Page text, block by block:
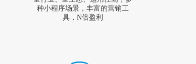
种小程序场景，丰富的营销工
具，N倍盈利